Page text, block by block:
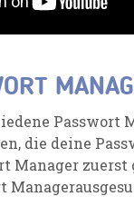
Passwort
, die deine
Manager
Manager